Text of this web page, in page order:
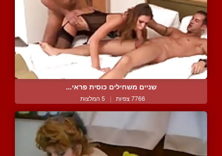
שניים משחילים כוסית פראי...
7766 צפיות | 5 המלצות